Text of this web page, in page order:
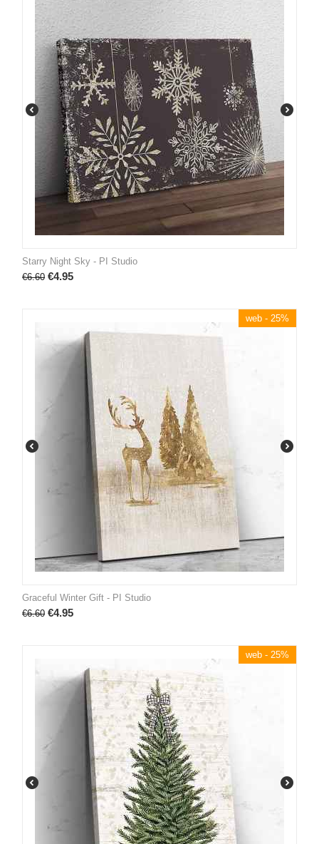
Starry Night Sky - PI Studio
€6.60 €4.95
web - 25%
Graceful Winter Gift - PI Studio
€6.60 €4.95
web - 25%